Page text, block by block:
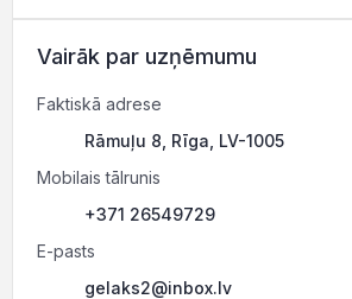
Vairāk par uzņēmumu
Faktiskā adrese
Rāmuļu 8, Rīga, LV-1005
Mobilais tālrunis
+371 26549729
E-pasts
gelaks2@inbox.lv